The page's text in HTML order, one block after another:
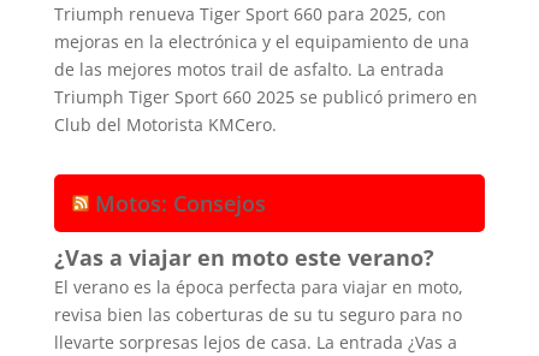
Triumph renueva Tiger Sport 660 para 2025, con
mejoras en la electrónica y el equipamiento de una
de las mejores motos trail de asfalto. La entrada
Triumph Tiger Sport 660 2025 se publicó primero en
Club del Motorista KMCero.
Motos: Consejos
¿Vas a viajar en moto este verano?
El verano es la época perfecta para viajar en moto,
revisa bien las coberturas de su tu seguro para no
llevarte sorpresas lejos de casa. La entrada ¿Vas a